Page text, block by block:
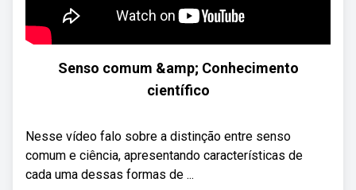
Senso comum &amp; Conhecimento
científico
Nesse vídeo falo sobre a distinção entre senso
comum e ciência, apresentando características de
cada uma dessas formas de ...